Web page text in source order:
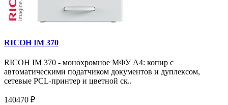
RICOH IM 370
RICOH IM 370 - монохромное МФУ A4: копир с
автоматическими податчиком документов и дуплексом,
сетевые PCL-принтер и цветной ск..
140470 ₽